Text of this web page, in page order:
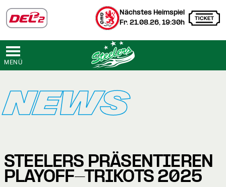
Nächstes Heimspiel
Fr. 21.08.26, 19:30h
MENÜ
NEWS
STEELERS PRÄSENTIEREN
PLAYOFF-TRIKOTS 2025